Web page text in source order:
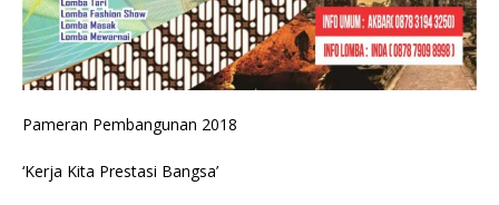
Pameran Pembangunan 2018
‘Kerja Kita Prestasi Bangsa’